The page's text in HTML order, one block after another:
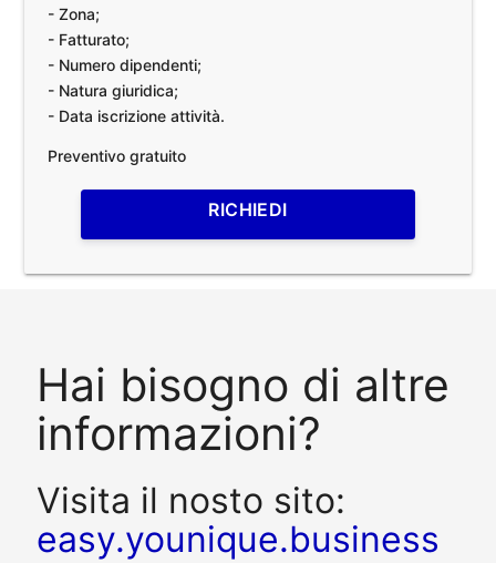
- Zona;
- Fatturato;
- Numero dipendenti;
- Natura giuridica;
- Data iscrizione attività.
Preventivo gratuito
RICHIEDI
Hai bisogno di altre
informazioni?
Visita il nosto sito:
easy.younique.business